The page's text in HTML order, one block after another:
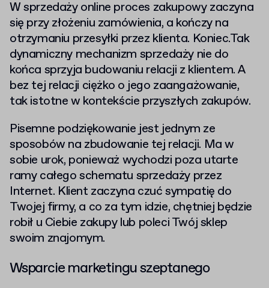
W sprzedaży online proces zakupowy zaczyna
się przy złożeniu zamówienia, a kończy na
otrzymaniu przesyłki przez klienta. Koniec.Tak
dynamiczny mechanizm sprzedaży nie do
końca sprzyja budowaniu relacji z klientem. A
bez tej relacji ciężko o jego zaangażowanie,
tak istotne w kontekście przyszłych zakupów.
Pisemne podziękowanie jest jednym ze
sposobów na zbudowanie tej relacji. Ma w
sobie urok, ponieważ wychodzi poza utarte
ramy całego schematu sprzedaży przez
Internet. Klient zaczyna czuć sympatię do
Twojej firmy, a co za tym idzie, chętniej będzie
robił u Ciebie zakupy lub poleci Twój sklep
swoim znajomym.
Wsparcie marketingu szeptanego